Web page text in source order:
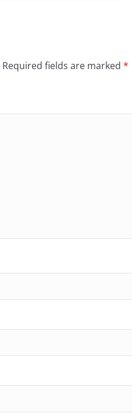
Required fields are marked *